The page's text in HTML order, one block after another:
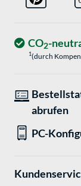
CO2-
1(durch
abrufen
PC-